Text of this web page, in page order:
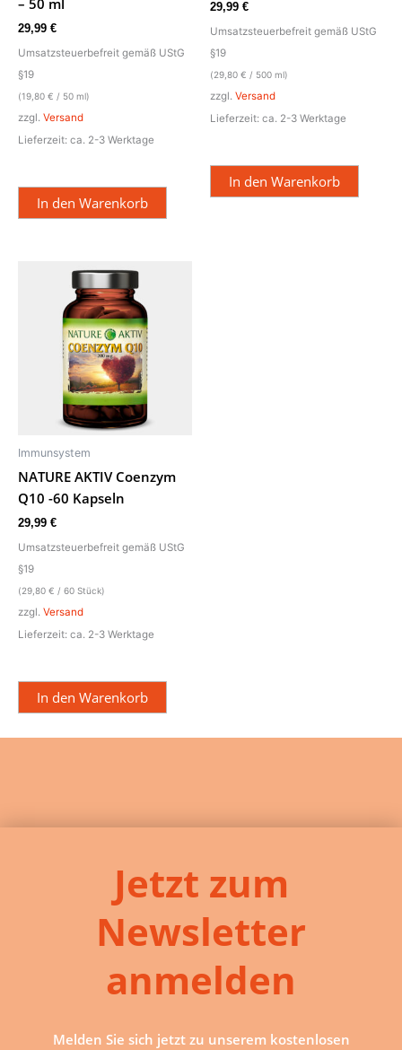
– 50 ml
29,99 €
Umsatzsteuerbefreit gemäß UStG
§19
(19,80 € / 50 ml)
zzgl. Versand
Lieferzeit: ca. 2-3 Werktage
In den Warenkorb
29,99 €
Umsatzsteuerbefreit gemäß UStG
§19
(29,80 € / 500 ml)
zzgl. Versand
Lieferzeit: ca. 2-3 Werktage
In den Warenkorb
Immunsystem
NATURE AKTIV Coenzym
Q10 -60 Kapseln
29,99 €
Umsatzsteuerbefreit gemäß UStG
§19
(29,80 € / 60 Stück)
zzgl. Versand
Lieferzeit: ca. 2-3 Werktage
In den Warenkorb
Jetzt zum
Newsletter
anmelden
Melden Sie sich jetzt zu unserem kostenlosen